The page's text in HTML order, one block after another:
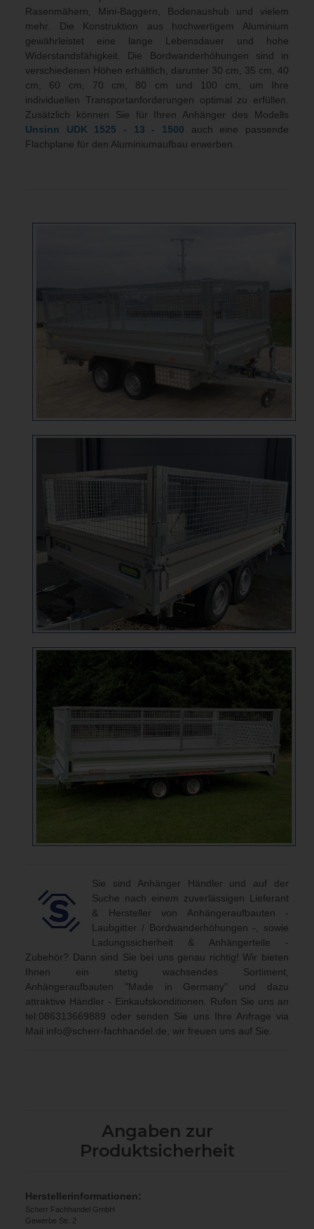
Rasenmähern, Mini-Baggern, Bodenaushub und vielem
mehr. Die Konstruktion aus hochwertigem Aluminium
gewährleistet eine lange Lebensdauer und hohe
Widerstandsfähigkeit. Die Bordwanderhöhungen sind in
verschiedenen Höhen erhältlich, darunter 30 cm, 35 cm, 40
cm, 60 cm, 70 cm, 80 cm und 100 cm, um Ihre
individuellen Transportanforderungen optimal zu erfüllen.
Zusätzlich können Sie für Ihren Anhänger des Modells
Unsinn UDK 1525 - 13 - 1500 auch eine passende
Flachplane für den Aluminiumaufbau erwerben.
Sie sind Anhänger Händler und auf der
Suche nach einem zuverlässigen Lieferant
& Hersteller von Anhängeraufbauten -
Laubgitter / Bordwanderhöhungen -, sowie
Ladungssicherheit & Anhängerteile -
Zubehör? Dann sind Sie bei uns genau richtig! Wir bieten
Ihnen ein stetig wachsendes Sortiment,
Anhängeraufbauten "Made in Germany" und dazu
attraktive Händler - Einkaufskonditionen. Rufen Sie uns an
tel:086313669889 oder senden Sie uns Ihre Anfrage via
Mail info@scherr-fachhandel.de , wir freuen uns auf Sie.
Angaben zur
Produktsicherheit
Herstellerinformationen:
Scherr Fachhandel GmbH
Gewerbe Str. 2